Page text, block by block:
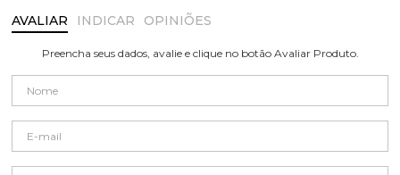
AVALIAR INDICAR OPINIÕES
Preencha seus dados, avalie e clique no botão Avaliar Produto.